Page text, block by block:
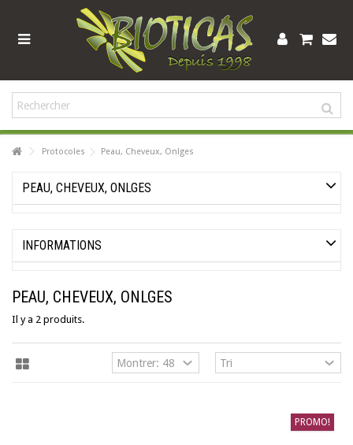
Protocoles Peau, Cheveux, Onlges
PEAU, CHEVEUX, ONLGES
INFORMATIONS
PEAU, CHEVEUX, ONLGES
Il y a 2 produits.
PROMO!